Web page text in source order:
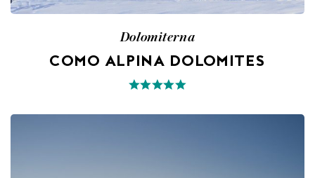
Dolomiterna
COMO ALPINA DOLOMITES